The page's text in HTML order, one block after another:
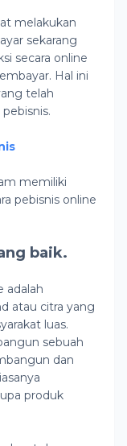
melakukan
sekarang
secara online
Hal ini
telah
memiliki
pebisnis online
baik.
adalah
atau citra yang
luas.
sebuah
dan
produk